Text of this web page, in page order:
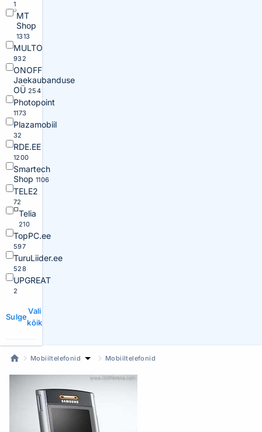
1
MT
Shop
1313
MULTO
932
ONOFF
Jaekaubanduse
OÜ 254
Photopoint
1173
Plazamobiil
32
RDE.EE
1200
Smartech
Shop 1106
TELE2
72
Telia
210
TopPC.ee
597
TuruLiider.ee
528
UPGREAT
2
Sulge
Vali
kõik
Mobiiltelefonid Mobiiltelefonid